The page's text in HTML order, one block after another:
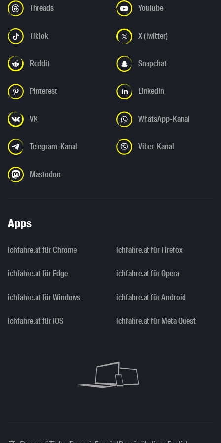
Threads YouTube
TikTok X (Twitter)
Reddit Snapchat
Pinterest LinkedIn
VK WhatsApp-Kanal
Telegram-Kanal Viber-Kanal
Mastodon
Apps
ichfahre.at für Chrome ichfahre.at für Firefox
ichfahre.at für Edge ichfahre.at für Opera
ichfahre.at für Windows ichfahre.at für Android
ichfahre.at für iOS ichfahre.at für Meta Quest